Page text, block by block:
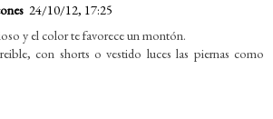
24/10/12, 17:25
y el color te favorece un montón.
con shorts o vestido luces las piernas como